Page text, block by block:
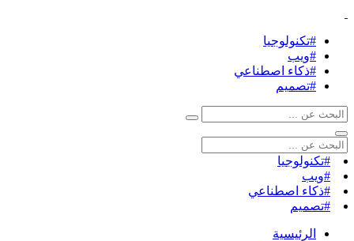
#تكنولوجيا
#ويب
#ذكاء اصطناعي
#تصميم
#تكنولوجيا
#ويب
#ذكاء اصطناعي
#تصميم
الرئيسية